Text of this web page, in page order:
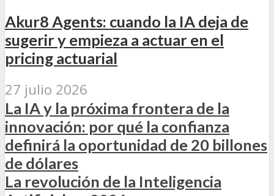
Akur8 Agents: cuando la IA deja de
sugerir y empieza a actuar en el
pricing actuarial
27 julio 2026
La IA y la próxima frontera de la
innovación: por qué la confianza
definirá la oportunidad de 20 billones
de dólares
La revolución de la Inteligencia